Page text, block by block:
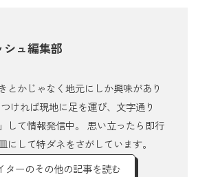
シュ編集部
とかじゃなく地元にしか興味があり
ければ現地に足を運び、文字通り
して情報発信中。 思い立ったら即行
にして特ダネをさがしています。
ターのその他の記事を読む